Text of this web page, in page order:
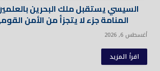
السيسي يستقبل ملك البحرين
المنامة جزء لا يتجزأ من الأمن
أغسطس 6, 2026
اقرأ المزيد